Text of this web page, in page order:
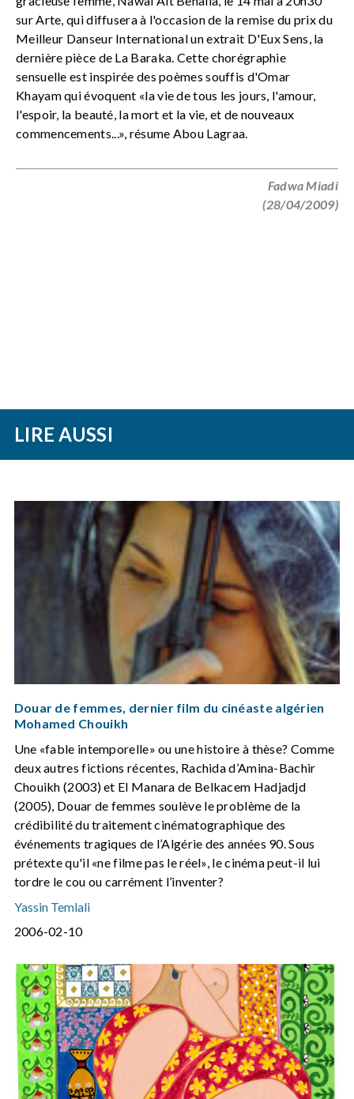
sur Arte, qui diffusera à l'occasion de la remise du prix du
Meilleur Danseur International un extrait D'Eux Sens, la
dernière pièce de La Baraka. Cette chorégraphie
sensuelle est inspirée des poèmes souffis d'Omar
Khayam qui évoquent «la vie de tous les jours, l'amour,
l'espoir, la beauté, la mort et la vie, et de nouveaux
commencements...», résume Abou Lagraa.
Fadwa Miadi
(28/04/2009)
LIRE AUSSI
Douar de femmes, dernier film du cinéaste algérien
Mohamed Chouikh
Une «fable intemporelle» ou une histoire à thèse? Comme
deux autres fictions récentes, Rachida d’Amina-Bachir
Chouikh (2003) et El Manara de Belkacem Hadjadjd
(2005), Douar de femmes soulève le problème de la
crédibilité du traitement cinématographique des
événements tragiques de l’Algérie des années 90. Sous
prétexte qu'il «ne filme pas le réel», le cinéma peut-il lui
tordre le cou ou carrément l’inventer?
Yassin Temlali
2006-02-10